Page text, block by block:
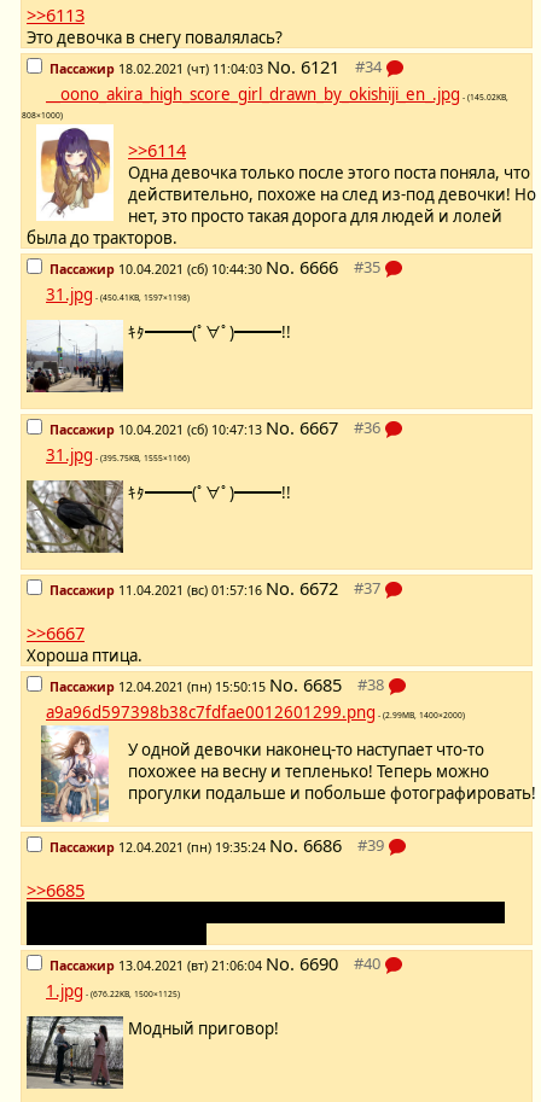
>>6113
Это девочка в снегу повалялась?
Пассажир 18.02.2021 (чт) 11:04:03 No. 6121
__oono_akira_high_score_girl_drawn_by_okishiji_en_.jpg - (145.02KB,
808×1000)
>>6114
Одна девочка только после этого поста поняла, что
действительно, похоже на след из-под девочки! Но
нет, это просто такая дорога для людей и лолей
была до тракторов.
Пассажир 10.04.2021 (сб) 10:44:30 No. 6666
31.jpg - (450.41KB, 1597×1198)
ｷﾀ━━━(ﾟ∀ﾟ)━━━!!
Пассажир 10.04.2021 (сб) 10:47:13 No. 6667
31.jpg - (395.75KB, 1555×1166)
ｷﾀ━━━(ﾟ∀ﾟ)━━━!!
Пассажир 11.04.2021 (вс) 01:57:16 No. 6672
>>6667
Хороша птица.
Пассажир 12.04.2021 (пн) 15:50:15 No. 6685
a9a96d597398b38c7fdfae0012601299.png - (2.99MB, 1400×2000)
У одной девочки наконец-то наступает что-то
похожее на весну и тепленько! Теперь можно
прогулки подальше и побольше фотографировать!
Пассажир 12.04.2021 (пн) 19:35:24 No. 6686
>>6685
Пассажир 13.04.2021 (вт) 21:06:04 No. 6690
1.jpg - (676.22KB, 1500×1125)
Модный приговор!